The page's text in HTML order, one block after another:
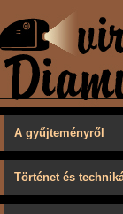
A gyűjteményről
Történet és